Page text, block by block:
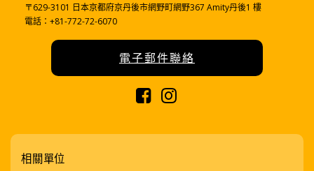
〒629-3101 日本京都府京丹後市網野町網野367 Amity丹後1 樓
電話：+81-772-72-6070
電子郵件聯絡
相關單位